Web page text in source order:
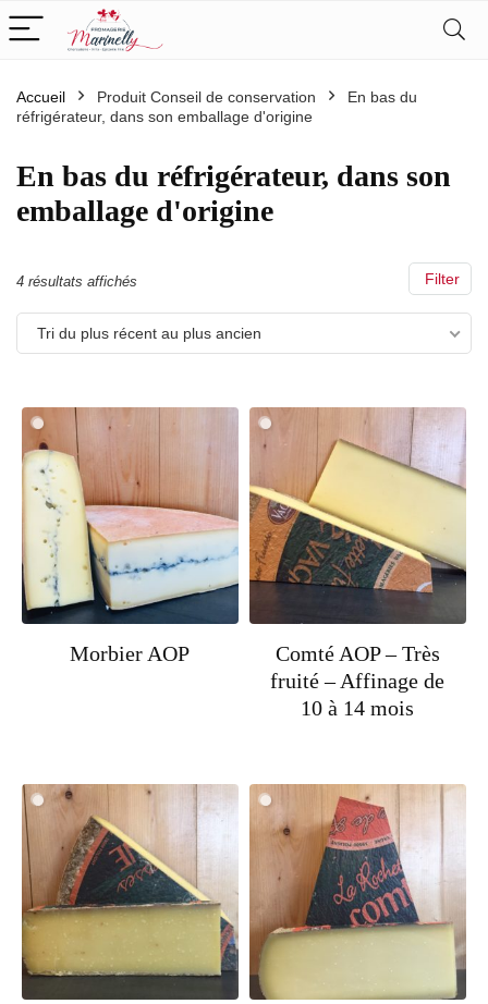
Accueil Produit Conseil de conservation
En bas du
réfrigérateur, dans son emballage d'origine
En bas du réfrigérateur, dans son
emballage d'origine
Filter
4 résultats affichés
du
plus
Tri du plus récent au plus ancien
Morbier AOP
Comté AOP – Très
fruité – Affinage de
10 à 14 mois